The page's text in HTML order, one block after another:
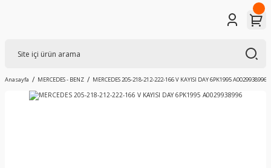
Anasayfa MERCEDES - BENZ MERCEDES 205-218-212-222-166 V KAYISI DAY 6PK1995 A0029938996